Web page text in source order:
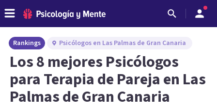
Rankings Psicólogos en Las Palmas de Gran Canaria
Los 8 mejores Psicólogos
para Terapia de Pareja en Las
Palmas de Gran Canaria